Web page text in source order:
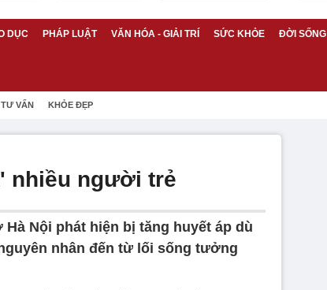
DỤC PHÁP LUẬT VĂN HÓA - GIẢI TRÍ SỨC KHỎE ĐỜI SỐNG
TƯ VẤN KHỎE ĐẸP
nhiều người trẻ
Nội phát hiện bị tăng huyết áp dù
nhân đến từ lối sống tưởng